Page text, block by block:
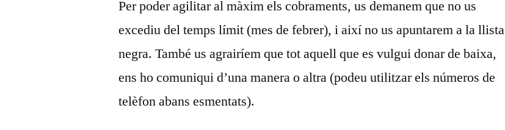
Per poder agilitar al màxim els cobraments, us demanem que no us
excediu del temps límit (mes de febrer), i així no us apuntarem a la llista
negra. També us agrairíem que tot aquell que es vulgui donar de baixa,
ens ho comuniqui d’una manera o altra (podeu utilitzar els números de
telèfon abans esmentats).